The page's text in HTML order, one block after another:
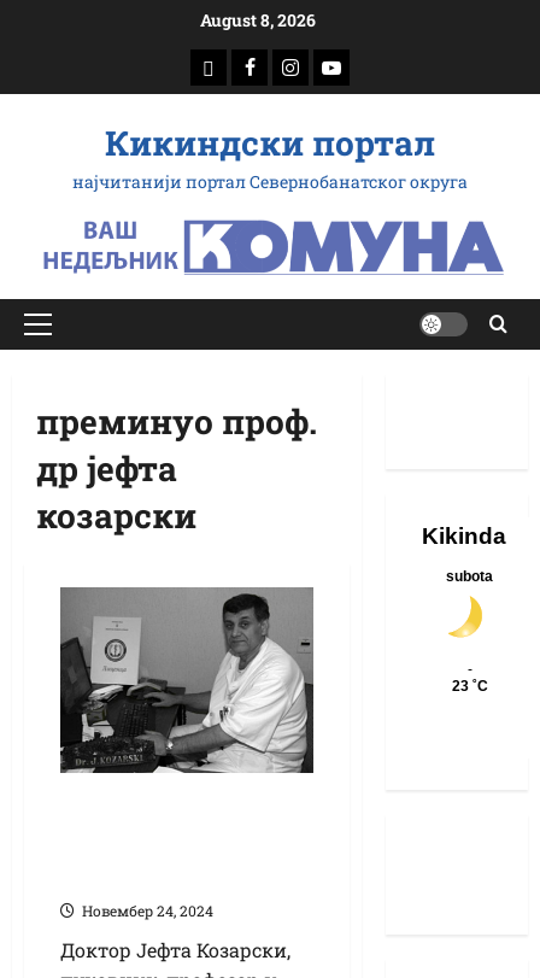
August 8, 2026
доwнлоад
Фацебоок
Инстаграм
Yоутубе
Кикиндски портал
најчитанији портал Севернобанатског округа
Примарy
преминуо проф.
др јефта
козарски
Новембер 24, 2024
Доктор Јефта Козарски,